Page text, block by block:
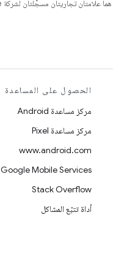
الحصول على المساعدة
مركز مساعدة Android
مركز مساعدة Pixel
www.android.com
Google Mobile Services
Stack Overflow
أداة تتبّع المشاكل